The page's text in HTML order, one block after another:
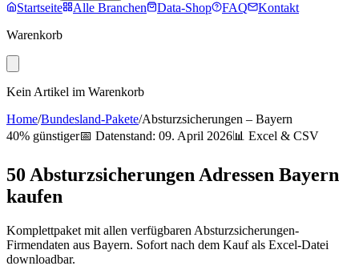
Startseite Alle Branchen Data-Shop FAQ
Kontakt
Warenkorb
Kein Artikel im Warenkorb
Home/Bundesland-Pakete/Absturzsicherungen – Bayern
40% günstiger📅 Datenstand: 09. April 2026📊 Excel & CSV
50 Absturzsicherungen Adressen Bayern
kaufen
Komplettpaket mit allen verfügbaren Absturzsicherungen-
Firmendaten aus Bayern. Sofort nach dem Kauf als Excel-Datei
downloadbar.